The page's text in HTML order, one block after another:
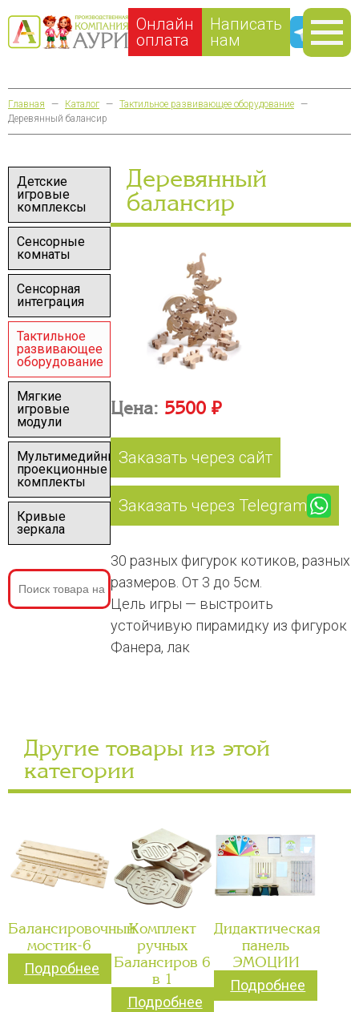
Онлайн
оплата
Написать
нам
Главная — Каталог — Тактильное развивающее оборудование —
Деревянный балансир
Детские
игровые
комплексы
Сенсорные
комнаты
Сенсорная
интеграция
Тактильное
развивающее
оборудование
Мягкие
игровые
модули
Мультимедийные
проекционные
комплекты
Кривые
зеркала
Деревянный
балансир
Цена: 5500 ₽
Заказать через сайт
Заказать через Telegram
30 разных фигурок котиков, разных
размеров. От 3 до 5см.
Цель игры — выстроить
устойчивую пирамидку из фигурок
Фанера, лак
Другие товары из этой
категории
Балансировочный
мостик-6
Подробнее
Комплект
ручных
Балансиров 6
в 1
Подробнее
Дидактическая
панель
ЭМОЦИИ
Подробнее